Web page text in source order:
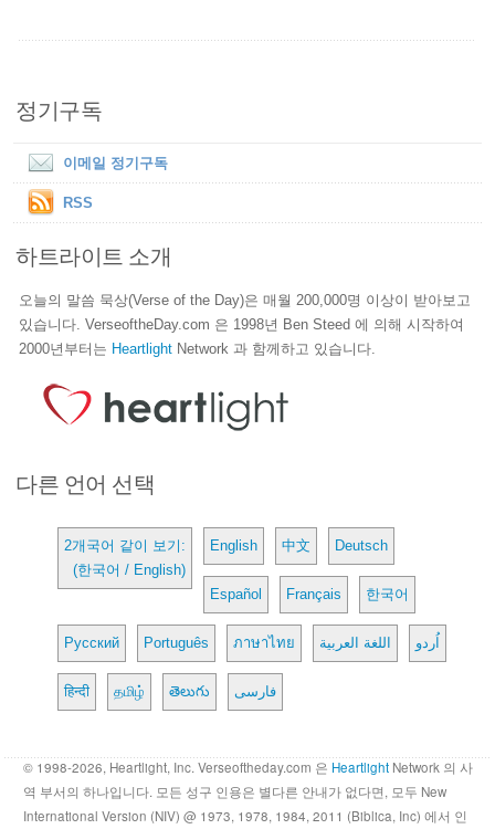
정기구독
이메일 정기구독
RSS
하트라이트 소개
오늘의 말씀 묵상(Verse of the Day)은 매월 200,000명 이상이 받아보고
있습니다. VerseoftheDay.com 은 1998년 Ben Steed 에 의해 시작하여
2000년부터는 Heartlight Network 과 함께하고 있습니다.
다른 언어 선택
2개국어 같이 보기:
(한국어 / English)
English 中文 Deutsch
Español Français 한국어
Русский Português ภาษาไทย اللغة العربية اُردو
हिन्दी தமிழ் తెలుగు فارسی
© 1998-2026, Heartlight, Inc. Verseoftheday.com 은 Heartlight Network 의 사
역 부서의 하나입니다. 모든 성구 인용은 별다른 안내가 없다면, 모두 New
International Version (NIV) @ 1973, 1978, 1984, 2011 (Biblica, Inc) 에서 인